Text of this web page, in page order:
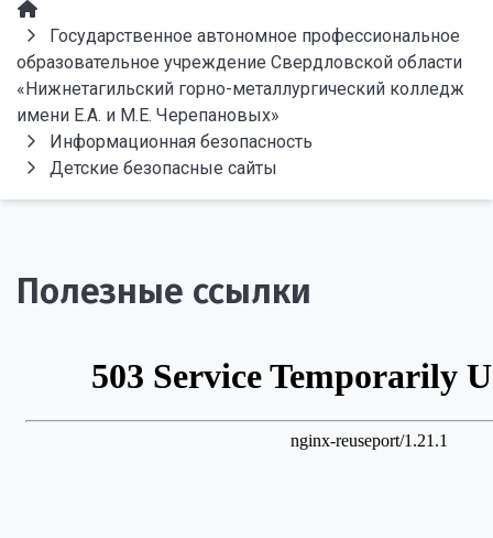
Государственное автономное профессиональное
образовательное учреждение Свердловской области
«Нижнетагильский горно-металлургический колледж
имени Е.А. и М.Е. Черепановых»
Информационная безопасность
Детские безопасные сайты
Полезные ссылки